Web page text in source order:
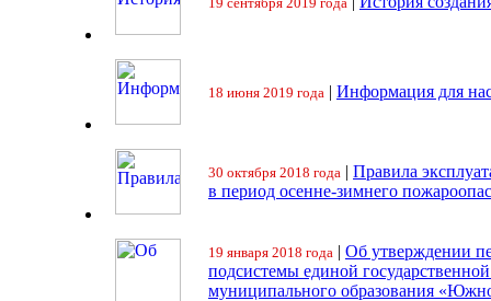
18 июня 2019 года | Информация для
30 октября 2018 года | Правила
в период осенне-зимнего
19 января 2018 года | Об утверждении
подсистемы единой
муниципального образования